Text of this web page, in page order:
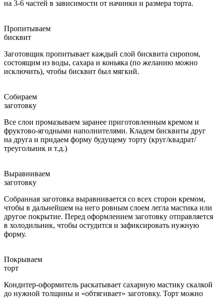
на 3-6 частей в зависимости от начинки и размера торта.
Пропитываем
бисквит
Заготовщик пропитывает каждый слой бисквита сиропом,
состоящим из воды, сахара и коньяка (по желанию можно
исключить), чтобы бисквит был мягкий.
Собираем
заготовку
Все слои промазываем заранее приготовленным кремом и
фруктово-ягодными наполнителями. Кладем бисквиты друг
на друга и придаем форму будущему торту (круг/квадрат/
треугольник и т.д.)
Выравниваем
заготовку
Собранная заготовка выравнивается со всех сторон кремом,
чтобы в дальнейшем на него ровным слоем легла мастика или
другое покрытие. Перед оформлением заготовку отправляется
в холодильник, чтобы остудится и зафиксировать нужную
форму.
Покрываем
торт
Кондитер-оформитель раскатывает сахарную мастику скалкой
до нужной толщины и «обтягивает» заготовку. Торт можно